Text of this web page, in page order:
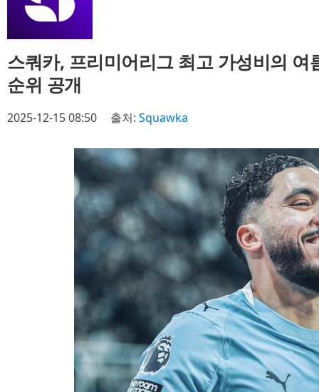
스쿼카, 프리미어리그 최고 가성비의 여
순위 공개
2025-12-15 08:50 출처: Squawka